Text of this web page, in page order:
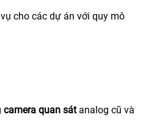
cho các dự án với quy mô
camera quan sátanalog cũ và